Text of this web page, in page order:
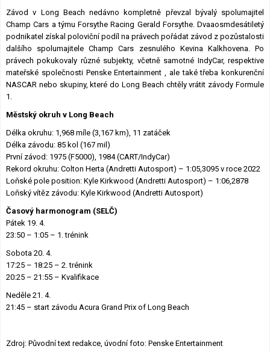
Závod v Long Beach nedávno kompletně převzal bývalý spolumajitel
Champ Cars a týmu Forsythe Racing Gerald Forsythe. Dvaaosmdesátiletý
podnikatel získal poloviční podíl na právech pořádat závod z pozůstalosti
dalšího spolumajitele Champ Cars zesnulého Kevina Kalkhovena. Po
právech pokukovaly různé subjekty, včetně samotné IndyCar, respektive
mateřské společnosti Penske Entertainment , ale také třeba konkurenční
NASCAR nebo skupiny, které do Long Beach chtěly vrátit závody Formule
1.
Městský okruh v Long Beach
Délka okruhu: 1,968 míle (3,167 km), 11 zatáček
Délka závodu: 85 kol (167 mil)
První závod: 1975 (F5000), 1984 (CART/IndyCar)
Rekord okruhu: Colton Herta (Andretti Autosport) – 1:05,3095 v roce 2022
Loňské pole position: Kyle Kirkwood (Andretti Autosport) – 1:06,2878
Loňský vítěz závodu: Kyle Kirkwood (Andretti Autosport)
Časový harmonogram (SELČ)
Pátek 19. 4.
23:50 – 1:05 – 1. trénink
Sobota 20. 4.
17:25 – 18:25 – 2. trénink
20:25 – 21:55 – Kvalifikace
Neděle 21. 4.
21:45 – start závodu Acura Grand Prix of Long Beach
Zdroj: Původní text redakce, úvodní foto: Penske Entertainment